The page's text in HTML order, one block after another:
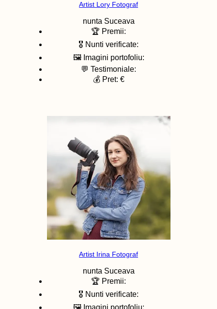
Artist Lory Fotograf
nunta Suceava
🏆 Premii:
🎖️ Nunti verificate:
🖼️ Imagini portofoliu:
💬 Testimoniale:
💰 Pret: €
Artist Irina Fotograf
nunta Suceava
🏆 Premii:
🎖️ Nunti verificate: